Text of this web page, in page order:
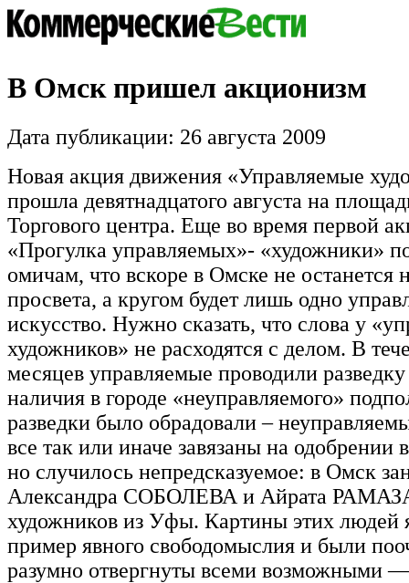
В Омск пришел акционизм
Дата публикации: 26 августа 2009
Новая акция движения «Управляемые
прошла девятнадцатого августа на
Торгового центра. Еще во время первой
«Прогулка управляемых»- «художники»
омичам, что вскоре в Омске не останется
просвета, а кругом будет лишь одно
искусство. Нужно сказать, что слова у
художников» не расходятся с делом. В
месяцев управляемые проводили
наличия в городе «неуправляемого»
разведки было обрадовали –
все так или иначе завязаны на
но случилось непредсказуемое: в Омск
Александра СОБОЛЕВА и Айрата
художников из Уфы. Картины этих людей
пример явного свободомыслия и были
разумно отвергнуты всеми возможными